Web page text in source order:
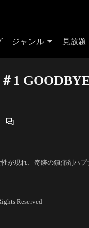
ジャンル 見放題
1
が現れ、奇跡の鎮痛剤ハ
Reserved